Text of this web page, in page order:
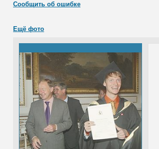
Сообщить об ошибке
Ещё фото